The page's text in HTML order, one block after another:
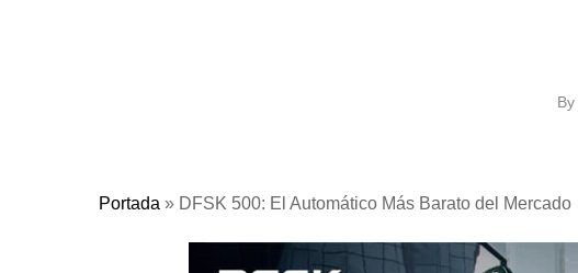
By
Portada » DFSK 500: El Automático Más Barato del Mercado